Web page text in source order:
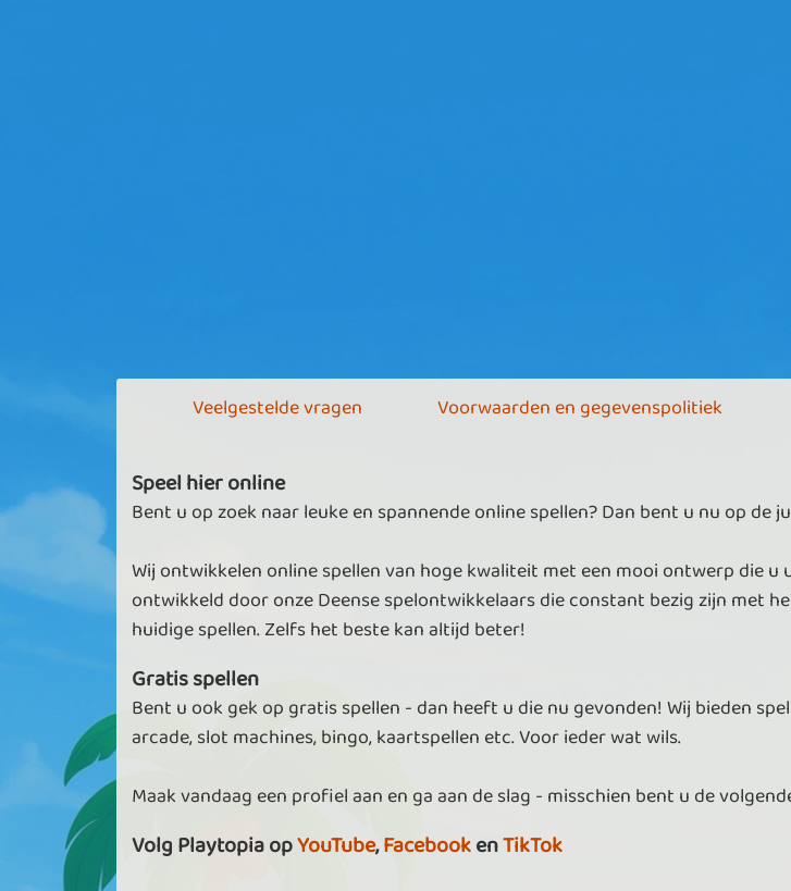
Veelgestelde vragen Voorwaarden en gegevenspolitiek
Speel hier online
Bent u op zoek naar leuke en spannende online spellen? Dan bent u nu op de
Wij ontwikkelen online spellen van hoge kwaliteit met een mooi ontwerp die u
ontwikkeld door onze Deense spelontwikkelaars die constant bezig zijn met
huidige spellen. Zelfs het beste kan altijd beter!
Gratis spellen
Bent u ook gek op gratis spellen - dan heeft u die nu gevonden! Wij bieden
arcade, slot machines, bingo, kaartspellen etc. Voor ieder wat wils.
Maak vandaag een profiel aan en ga aan de slag - misschien bent u de
Volg Playtopia opYouTube,FacebookenTikTok